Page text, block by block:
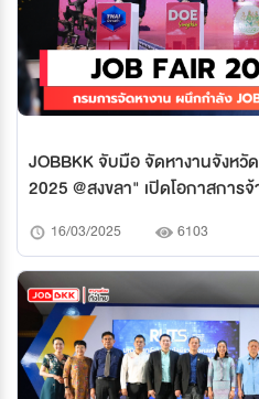
JOBBKK จับมือ จัดหางานจังหวั
2025 @สงขลา" เปิดโอกาสการ
16/03/2025 6103